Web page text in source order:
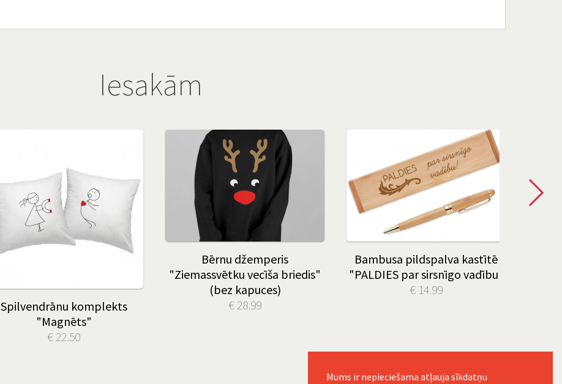
Iesakām
Spilvendrānu komplekts
"Magnēts"
€ 22.50
Bērnu džemperis
"Ziemassvētku vecīša briedis"
(bez kapuces)
€ 28.99
Bambusa pildspalva kastītē
"PALDIES par sirsnīgo vadību"
€ 14.99
Mums ir nepieciešama atļauja sīkdatņu